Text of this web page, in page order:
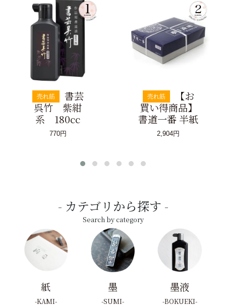
売れ筋
書芸
呉竹 紫紺
系 180cc
770円
売れ筋
【お
買い得商品】
書道一番 半紙
2,904円
カテゴリから探す
Search by category
紙
KAMI
墨
SUMI
墨液
BOKUEKI